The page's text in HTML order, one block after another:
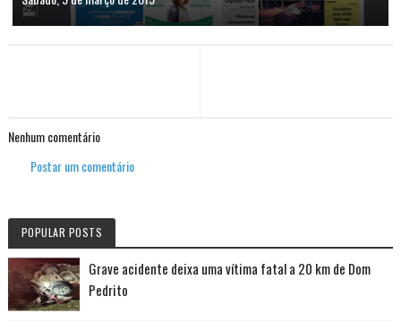
Nenhum comentário
Postar um comentário
POPULAR POSTS
Grave acidente deixa uma vítima fatal a 20 km de Dom
Pedrito